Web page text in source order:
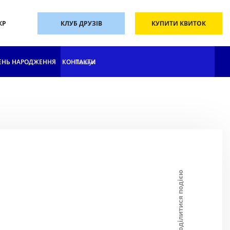
КЛУБ ДРУЗІВ КУПИТИ КВИТОК
НАРОДЖЕННЯ КОНТАКТИ
Поділитися подією